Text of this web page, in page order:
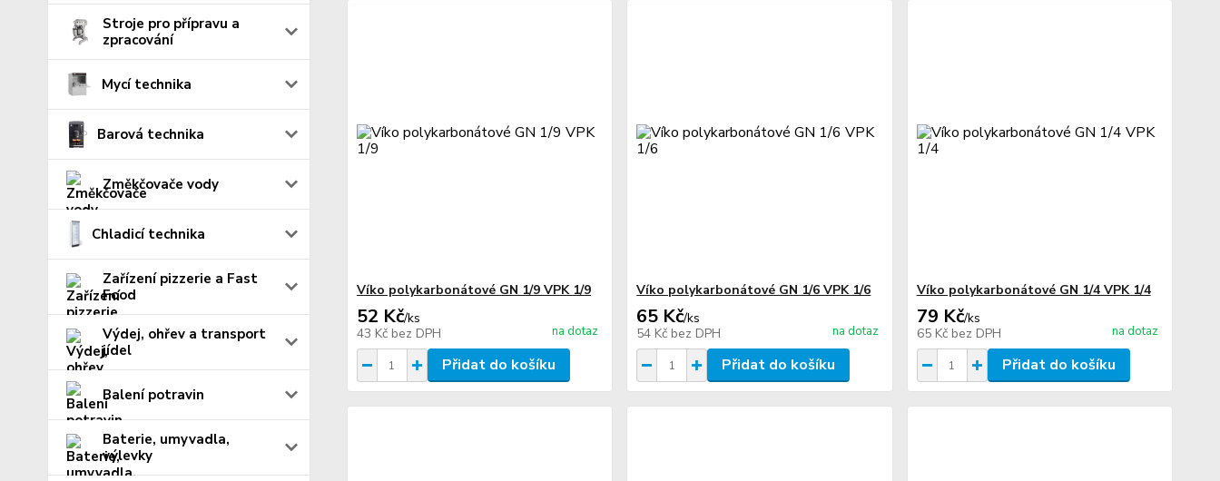
Stroje pro přípravu a
zpracování
Mycí technika
Barová technika
Změkčovače vody
Chladicí technika
Zařízení pizzerie a Fast
Food
Výdej, ohřev a transport
jídel
Balení potravin
Baterie, umyvadla,
výlevky
Víko polykarbonátové GN 1/9 VPK 1/9
52 Kč/ks
43 Kč bez DPH na dotaz
Přidat do košíku
Víko polykarbonátové GN 1/6 VPK 1/6
65 Kč/ks
54 Kč bez DPH na dotaz
Přidat do košíku
Víko polykarbonátové GN 1/4 VPK 1/4
79 Kč/ks
65 Kč bez DPH na dotaz
Přidat do košíku